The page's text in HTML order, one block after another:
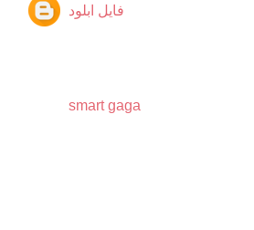
فايل ابلود
smart gaga